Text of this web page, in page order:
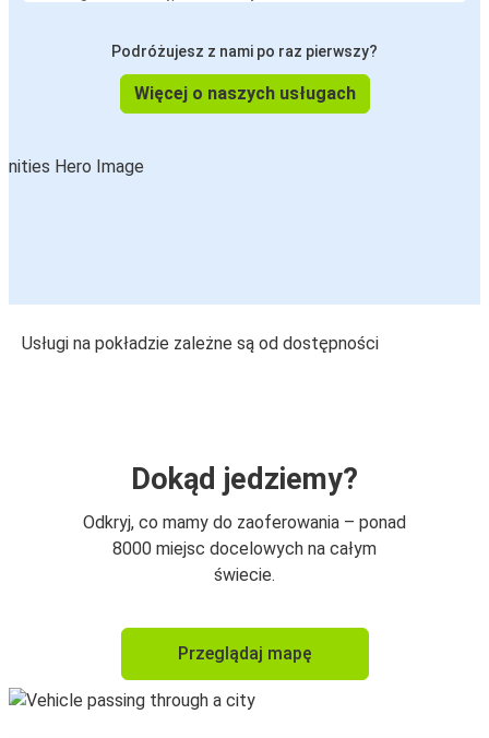
Podróżujesz z nami po raz pierwszy?
Więcej o naszych usługach
Usługi na pokładzie zależne są od dostępności
Dokąd jedziemy?
Odkryj, co mamy do zaoferowania – ponad
8000 miejsc docelowych na całym
świecie.
Przeglądaj mapę